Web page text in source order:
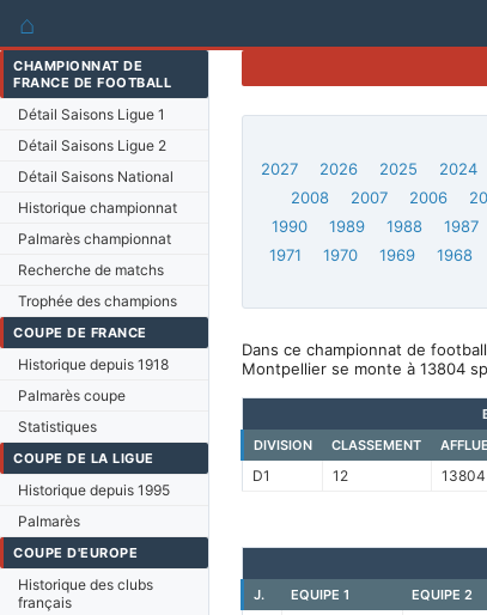
⌂
CHAMPIONNAT DE
FRANCE DE FOOTBALL
Détail Saisons Ligue 1
Détail Saisons Ligue 2
Détail Saisons National
Historique championnat
Palmarès championnat
Recherche de matchs
Trophée des champions
COUPE DE FRANCE
Historique depuis 1918
Palmarès coupe
Statistiques
COUPE DE LA LIGUE
Historique depuis 1995
Palmarès
COUPE D'EUROPE
Historique des clubs
français
2027
2026 2025 2024
2008
2007 2006
1990
1989 1988 1987
1971
1970 1969 1968
Dans ce championnat de
Montpellier se monte à 13804
DIVISION
CLASSEMENT
D1 12 13804
J.
EQUIPE 1 EQUIPE 2